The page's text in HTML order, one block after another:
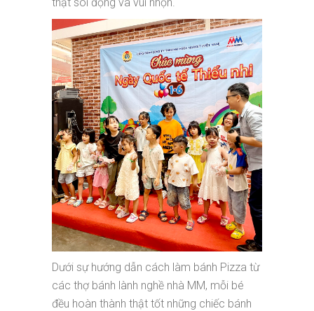
Dưới sự hướng dẫn cách làm bánh Pizza từ
các thợ bánh lành nghề nhà MM, mỗi bé
đều hoàn thành thật tốt những chiếc bánh